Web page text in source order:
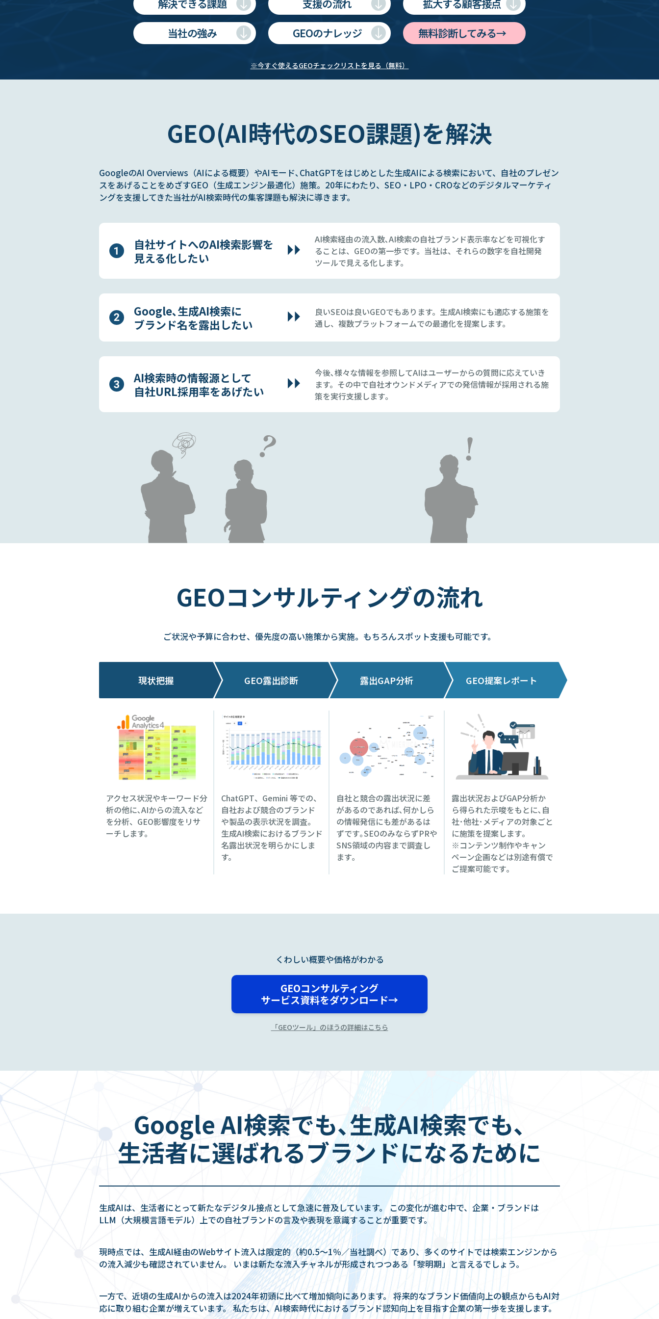
解決できる課題 支援の流れ
拡大する顧客接点
当社の強み
GEOのナレッジ 無料診断してみる→
※今すぐ使えるGEOチェックリストを見る（無料）
GEO(AI時代のSEO課題)を解決
GoogleのAI Overviews（AIによる概要）やAIモード､ChatGPTをはじめとした生成AIによる検索において、自社のプレゼン
スをあげることをめざすGEO（生成エンジン最適化）施策。20年にわたり、SEO・LPO・CROなどのデジタルマーケティ
ングを支援してきた当社がAI検索時代の集客課題も解決に導きます。
自社サイトへのAI検索影響を
見える化したい
AI検索経由の流入数､AI検索の自社ブランド表示率などを可視化す
ることは、GEOの第一歩です。当社は、それらの数字を自社開発
ツールで見える化します。
Google､生成AI検索に
ブランド名を露出したい
良いSEOは良いGEOでもあります。生成AI検索にも適応する施策を
通し、複数プラットフォームでの最適化を提案します。
AI検索時の情報源として
自社URL採用率をあげたい
今後､様々な情報を参照してAIはユーザーからの質問に応えていき
ます。その中で自社オウンドメディアでの発信情報が採用される施
策を実行支援します｡
GEOコンサルティングの流れ
ご状況や予算に合わせ、優先度の高い施策から実施。もちろんスポット支援も可能です。
現状把握
アクセス状況やキーワード分
析の他に､AIからの流入など
を分析、GEO影響度をリサ
ーチします。
GEO露出診断
ChatGPT、Gemini 等での、
自社および競合のブランド
や製品の表示状況を調査。
生成AI検索におけるブランド
名露出状況を明らかにしま
す。
露出GAP分析
自社と競合の露出状況に差
があるのであれば､何かしら
の情報発信にも差があるは
ずです｡SEOのみならずPRや
SNS領域の内容まで調査し
ます｡
GEO提案レポート
露出状況およびGAP分析か
ら得られた示唆をもとに､自
社･他社･メディアの対象ごと
に施策を提案します｡
※コンテンツ制作やキャン
ペーン企画などは別途有償で
ご提案可能です｡
くわしい概要や価格がわかる
GEOコンサルティング
サービス資料をダウンロード→
「GEOツール」のほうの詳細はこちら
Google AI検索でも､生成AI検索でも､
生活者に選ばれるブランドになるために
生成AIは、生活者にとって新たなデジタル接点として急速に普及しています。 この変化が進む中で、企業・ブランドは
LLM（大規模言語モデル）上での自社ブランドの言及や表現を意識することが重要です。
現時点では、生成AI経由のWebサイト流入は限定的（約0.5〜1％／当社調べ）であり、多くのサイトでは検索エンジンから
の流入減少も確認されていません。 いまは新たな流入チャネルが形成されつつある「黎明期」と言えるでしょう。
一方で、近頃の生成AIからの流入は2024年初頭に比べて増加傾向にあります。 将来的なブランド価値向上の観点からもAI対
応に取り組む企業が増えています。 私たちは、AI検索時代におけるブランド認知向上を目指す企業の第一歩を支援します。